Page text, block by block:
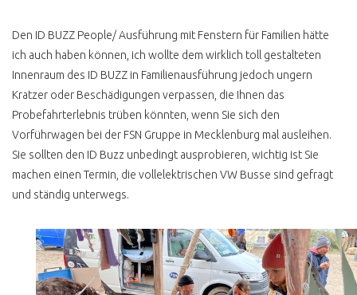
T4 SYNCRO CALIFORNIA
KLAPPDACHCAMPER
T4 SYCNRO EIGENBAU
CAMPER
T4 SYNCRO CARAVELLE
T4 SYNCRO HÖHER LEGEN
T4 SYNCRO HOCH LANG
SPERRE
Den ID BUZZ People/ Ausführung mit Fenstern für Familien hätte
ich auch haben können, ich wollte dem wirklich toll gestalteten
Innenraum des ID BUZZ in Familienausführung jedoch ungern
Kratzer oder Beschädigungen verpassen, die Ihnen das
Probefahrterlebnis trüben könnten, wenn Sie sich den
Vorführwagen bei der FSN Gruppe in Mecklenburg mal ausleihen.
Sie sollten den ID Buzz unbedingt ausprobieren, wichtig ist Sie
machen einen Termin, die vollelektrischen VW Busse sind gefragt
und ständig unterwegs.